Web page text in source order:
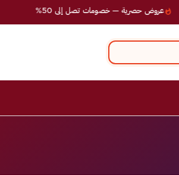
عروض حصرية — خصومات تصل إلى 50%